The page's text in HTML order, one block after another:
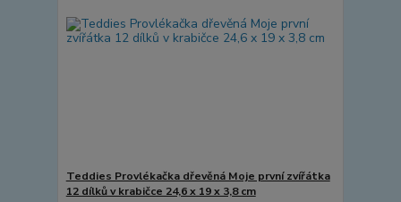
Teddies Provlékačka dřevěná Moje první zvířátka
12 dílků v krabičce 24,6 x 19 x 3,8 cm